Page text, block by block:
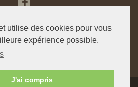
utilise des cookies pour vous
expérience possible.
J'ai compris
NEWSLETTER
informé de notre actualité